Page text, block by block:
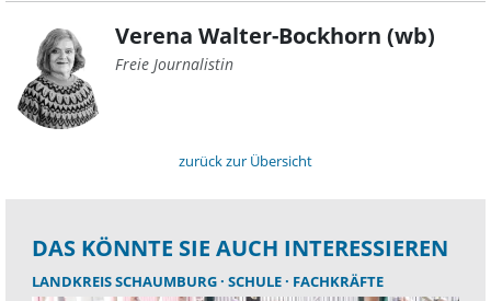
Verena Walter-Bockhorn (wb)
Freie Journalistin
zurück zur Übersicht
DAS KÖNNTE SIE AUCH INTERESSIEREN
LANDKREIS SCHAUMBURG SCHULE FACHKRÄFTE